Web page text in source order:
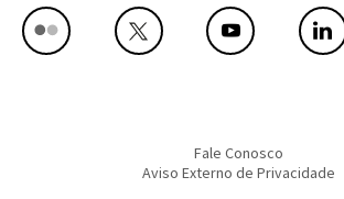
Fale Conosco
Aviso Externo de Privacidade